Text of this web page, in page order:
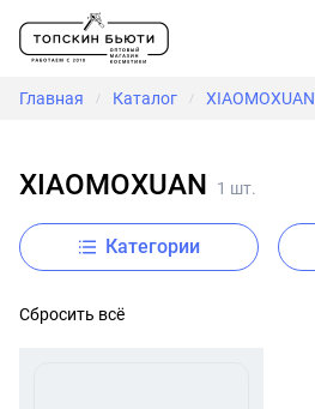
Главная / Каталог / XIAOMOXUAN
XIAOMOXUAN 1 шт.
Категории
Сбросить всё